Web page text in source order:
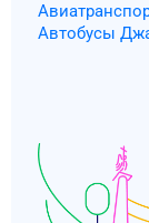
Автобусы